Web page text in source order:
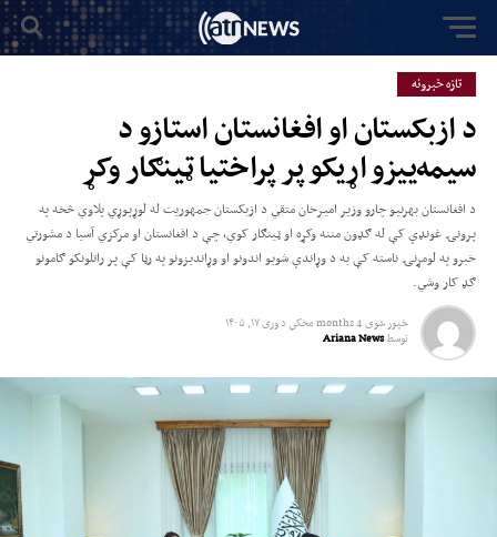
تازه خبرونه
د ازبکستان او افغانستان استازو د
سیمه‌ییزو اړیکو پر پراختیا ټینګار وکړ
د افغانستان بهرنیو چارو وزیر امیرخان متقي د ازبکستان جمهوریت له لوړپوړي پلاوي څخه په
پرونۍ غونډې کې له ګډون مننه وکړه او ټینګار کوي، چې د افغانستان او مرکزي آسیا د مشورتي
خبرو په لومړنۍ ناسته کې به د وړاندې شویو اندونو او وړاندیزونو په رڼا کې پر راتلونکو ګامونو
ګډ کار وشي.
خپور شوی4 months مخکي دوری ۱۷, ۱۴۰۵
توسطAriana News